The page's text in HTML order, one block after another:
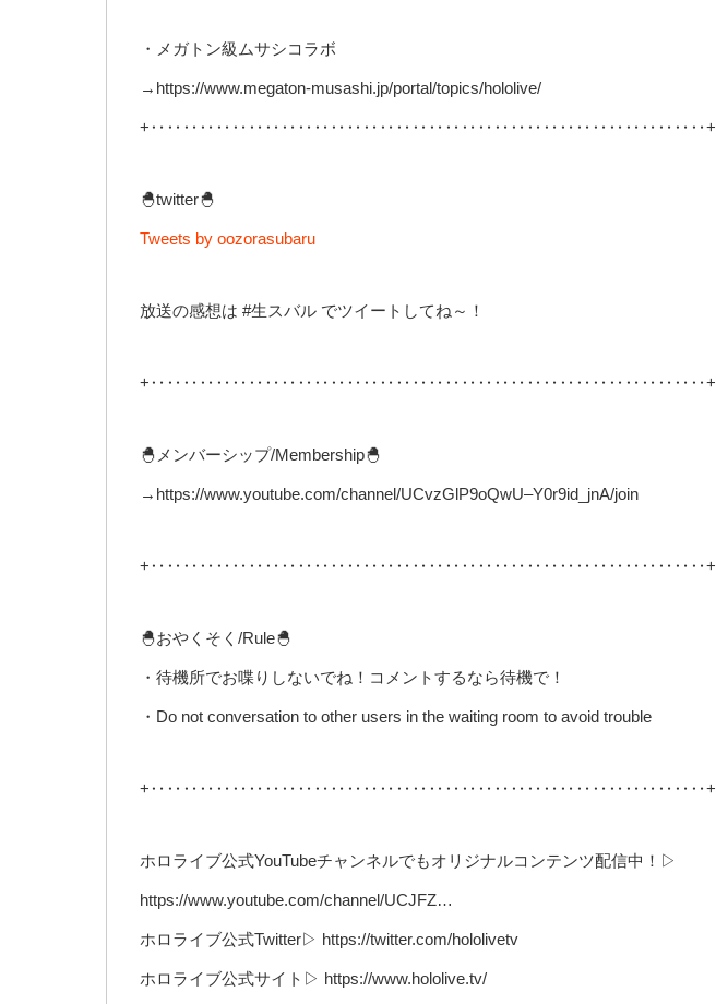
・メガトン級ムサシコラボ
→https://www.megaton-musashi.jp/portal/topics/hololive/
+‥‥‥‥‥‥‥‥‥‥‥‥‥‥‥‥‥‥‥‥‥‥‥‥‥‥‥‥‥‥‥‥‥‥+
🐣twitter🐣
Tweets by oozorasubaru
放送の感想は #生スバル でツイートしてね～！
+‥‥‥‥‥‥‥‥‥‥‥‥‥‥‥‥‥‥‥‥‥‥‥‥‥‥‥‥‥‥‥‥‥‥+
🐣メンバーシップ/Membership🐣
→https://www.youtube.com/channel/UCvzGlP9oQwU–Y0r9id_jnA/join
+‥‥‥‥‥‥‥‥‥‥‥‥‥‥‥‥‥‥‥‥‥‥‥‥‥‥‥‥‥‥‥‥‥‥+
🐣おやくそく/Rule🐣
・待機所でお喋りしないでね！コメントするなら待機で！
・Do not conversation to other users in the waiting room to avoid trouble
+‥‥‥‥‥‥‥‥‥‥‥‥‥‥‥‥‥‥‥‥‥‥‥‥‥‥‥‥‥‥‥‥‥‥+
ホロライブ公式YouTubeチャンネルでもオリジナルコンテンツ配信中！▷
https://www.youtube.com/channel/UCJFZ…
ホロライブ公式Twitter▷ https://twitter.com/hololivetv
ホロライブ公式サイト▷ https://www.hololive.tv/